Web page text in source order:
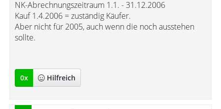
NK-Abrechnungszeitraum 1.1. - 31.12.2006
Kauf 1.4.2006 = zuständig Käufer.
Aber nicht für 2005, auch wenn die noch ausstehen
sollte.
0x Hilfreich